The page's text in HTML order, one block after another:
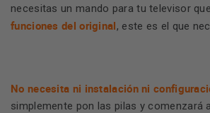
necesitas un mando para tu televisor que
funciones del original, este es el que
No necesita ni instalación ni
simplemente pon las pilas y comenzará